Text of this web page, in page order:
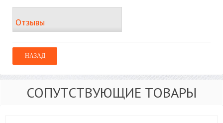
Отзывы
СОПУТСТВУЮЩИЕ ТОВАРЫ